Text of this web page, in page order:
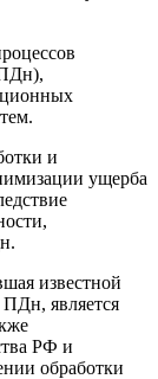
и
ущерба
известной
является
РФ и
обработки